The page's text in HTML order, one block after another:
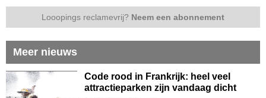
Looopings reclamevrij? Neem een abonnement
Meer nieuws
Code rood in Frankrijk: heel veel
attractieparken zijn vandaag dicht